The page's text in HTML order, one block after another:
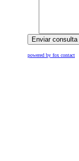
powered by fox contact